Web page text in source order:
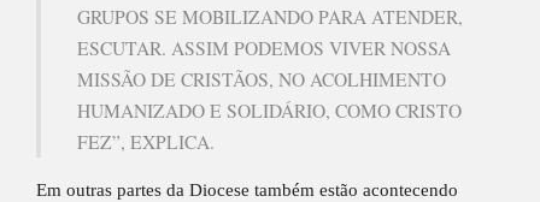
GRUPOS SE MOBILIZANDO PARA ATENDER,
ESCUTAR. ASSIM PODEMOS VIVER NOSSA
MISSÃO DE CRISTÃOS, NO ACOLHIMENTO
HUMANIZADO E SOLIDÁRIO, COMO CRISTO
FEZ”, EXPLICA.
Em outras partes da Diocese também estão acontecendo